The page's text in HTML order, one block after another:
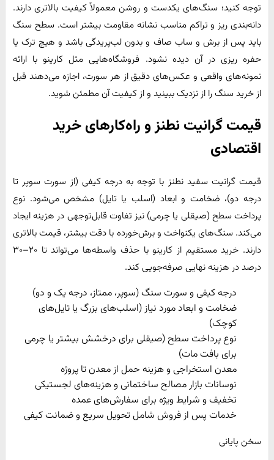
توجه کنید؛ سنگ‌های یکدست و روشن‌ معمولاً کیفیت بالاتری دارند.
دانه‌بندی ریز و تراکم مناسب نشانه مقاومت بیشتر است. سطح سنگ
باید پس از برش و ساب صاف و بدون لب‌پریدگی باشد و هیچ ترک یا
حفره ریزی در آن دیده نشود. فروشگاه‌هایی مثل کارینو با ارائه
نمونه‌های واقعی و عکس‌های دقیق از هر سورت، اجازه می‌دهند قبل
از خرید سنگ را از نزدیک ببینید و از کیفیت آن مطمئن شوید.
قیمت گرانیت نطنز و راه‌کارهای خرید
اقتصادی
قیمت گرانیت سفید نطنز با توجه به درجه کیفی (از سورت سوپر تا
درجه دو)، ضخامت و ابعاد (اسلب یا تایل) مشخص می‌شود. نوع
پرداخت سطح (صیقلی یا چرمی) نیز تفاوت قابل‌توجهی در هزینه ایجاد
می‌کند. سنگ‌های یکنواخت و برش‌خورده با دقت بیشتر، قیمت بالاتری
دارند. خرید مستقیم از کارینو با حذف واسطه‌ها می‌تواند تا ۲۰–۳۰
درصد در هزینه نهایی صرفه‌جویی کند.
درجه کیفی و سورت سنگ (سوپر، ممتاز، درجه یک و دو)
ضخامت و ابعاد مورد نیاز (اسلب‌های بزرگ یا تایل‌های
کوچک)
نوع پرداخت سطح (صیقلی برای درخشش بیشتر یا چرمی
برای بافت مات)
معدن استخراجی و هزینه حمل از معدن تا پروژه
نوسانات بازار مصالح ساختمانی و هزینه‌های لجستیکی
تخفیف و شرایط ویژه برای سفارش‌های عمده
خدمات پس از فروش شامل تحویل سریع و ضمانت کیفی
سخن پایانی